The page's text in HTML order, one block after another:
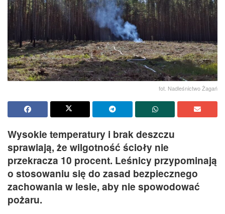
fot. Nadleśnictwo Żagań
Wysokie temperatury i brak deszczu
sprawiają, że wilgotność ścioły nie
przekracza 10 procent. Leśnicy przypominają
o stosowaniu się do zasad bezpiecznego
zachowania w lesie, aby nie spowodować
pożaru.